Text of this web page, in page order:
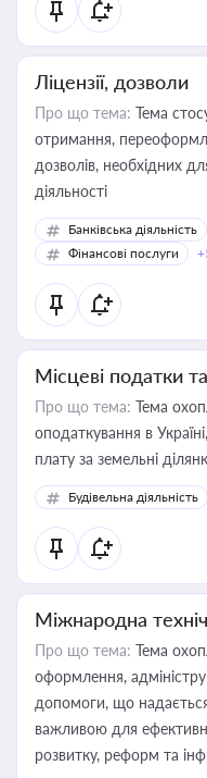
Ліцензії, дозволи
Про що тема: Тема
отримання,
дозволів, необхідних
діяльності
Банківська діяльність
Фінансові послуги
Місцеві податки
Про що тема: Тема
оподаткування в
Будівельна діяльність
Міжнародна
Про що тема: Тема
оформлення,
допомоги, що надається
важливою для
розвитку, реформ та